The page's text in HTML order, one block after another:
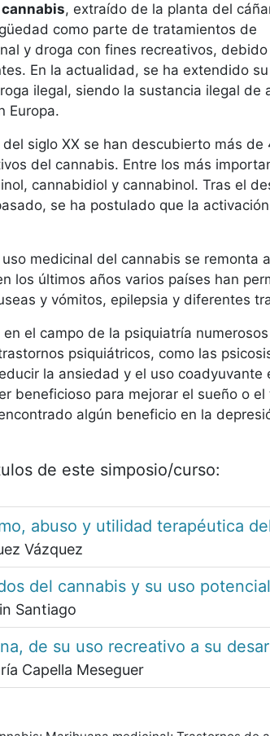
cannabis, extraído de la planta del
como parte de tratamientos de
y droga con fines recreativos, debido
En la actualidad, se ha extendido su
ilegal, siendo la sustancia ilegal de
Europa.
siglo XX se han descubierto más de
del cannabis. Entre los más
cannabidiol y cannabinol. Tras el
se ha postulado que la
medicinal del cannabis se remonta
los últimos años varios países han
y vómitos, epilepsia y diferentes
el campo de la psiquiatría
psiquiátricos, como las
la ansiedad y el uso
beneficioso para mejorar el sueño o
algún beneficio en la
de este simposio/curso:
abuso y utilidad terapéutica
Vázquez
del cannabis y su uso
Santiago
de su uso recreativo a su
Capella Meseguer